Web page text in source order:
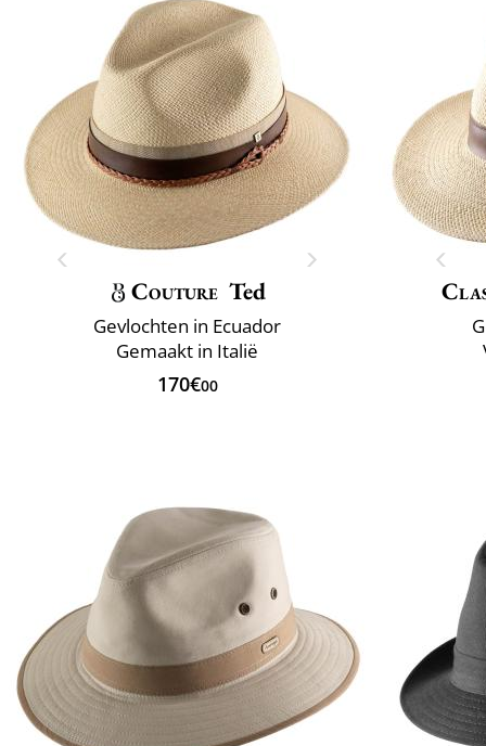
Couture Ted
Gevlochten in Ecuador
Gemaakt in Italië
170€00